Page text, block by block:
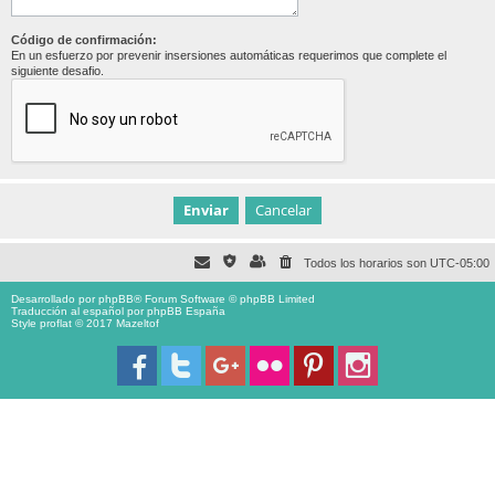
Código de confirmación:
En un esfuerzo por prevenir insersiones automáticas requerimos que complete el
siguiente desafio.
Todos los horarios son UTC-05:00
Desarrollado porphpBB® Forum Software © phpBB Limited
Traducción al español porphpBB España
Style proflat © 2017 Mazeltof